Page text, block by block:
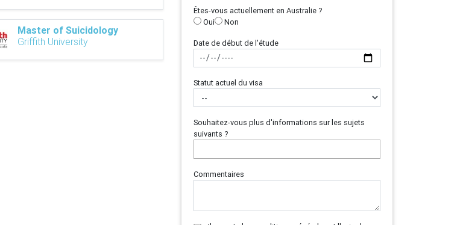
Master of Suicidology
Griffith University
Êtes-vous actuellement en Australie ?
Oui
Non
Date de début de l'étude
Statut actuel du visa
Souhaitez-vous plus d'informations sur les sujets
suivants ?
Commentaires